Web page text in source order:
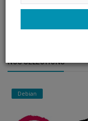
NOS SÉLECTIONS
Debian